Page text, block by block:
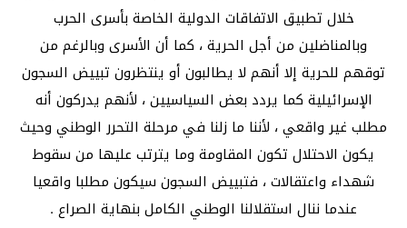
خلال تطبيق الاتفاقات الدولية الخاصة بأسرى الحرب
وبالمناضلين من أجل الحرية ، كما أن الأسرى وبالرغم من
توقهم للحرية إلا أنهم لا يطالبون أو ينتظرون تبييض السجون
الإسرائيلية كما يردد بعض السياسيين ، لأنهم يدركون أنه
مطلب غير واقعي ، لأننا ما زلنا في مرحلة التحرر الوطني وحيث
يكون الاحتلال تكون المقاومة وما يترتب عليها من سقوط
شهداء واعتقالات ، فتبييض السجون سيكون مطلبا واقعيا
عندما ننال استقلالنا الوطني الكامل بنهاية الصراع .